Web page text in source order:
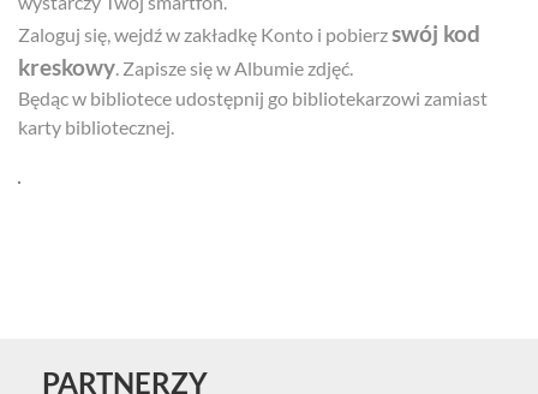
Zaloguj się, wejdź w zakładkę Konto i pobierzswój kod
kreskowy. Zapisze się w Albumie zdjęć.
Będąc w bibliotece udostępnij go bibliotekarzowi zamiast
karty bibliotecznej.
PARTNERZY